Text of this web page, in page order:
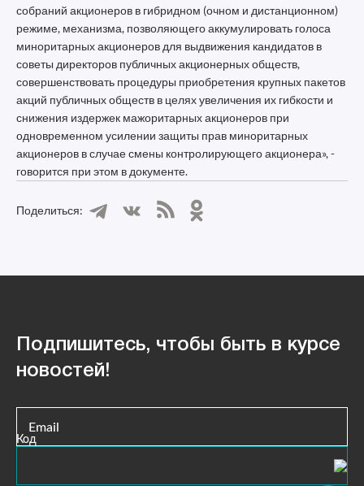
собраний акционеров в гибридном (очном и дистанционном)
режиме, механизма, позволяющего аккумулировать голоса
миноритарных акционеров для выдвижения кандидатов в
советы директоров публичных акционерных обществ,
совершенствовать процедуры приобретения крупных пакетов
акций публичных обществ в целях увеличения их гибкости и
снижения издержек мажоритарных акционеров при
одновременном усилении защиты прав миноритарных
акционеров в случае смены контролирующего акционера», -
говорится при этом в документе.
Поделиться:
Подпишитесь, чтобы быть в курсе
новостей!
Email
Код